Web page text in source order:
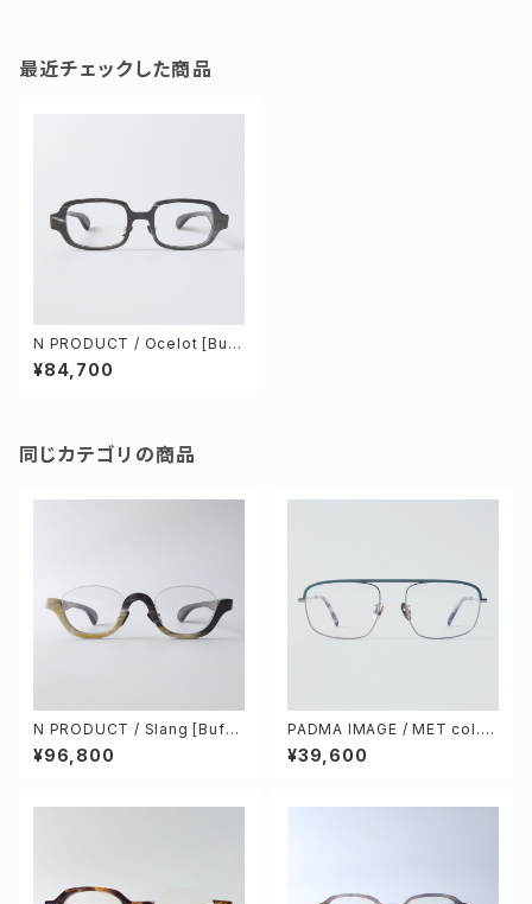
最近チェックした商品
N PRODUCT / Ocelot [Buff
alo horn]
¥84,700
同じカテゴリの商品
N PRODUCT / Slang [Buffa
lo horn]
¥96,800
PADMA IMAGE / MET col.5
[green / gray]
¥39,600